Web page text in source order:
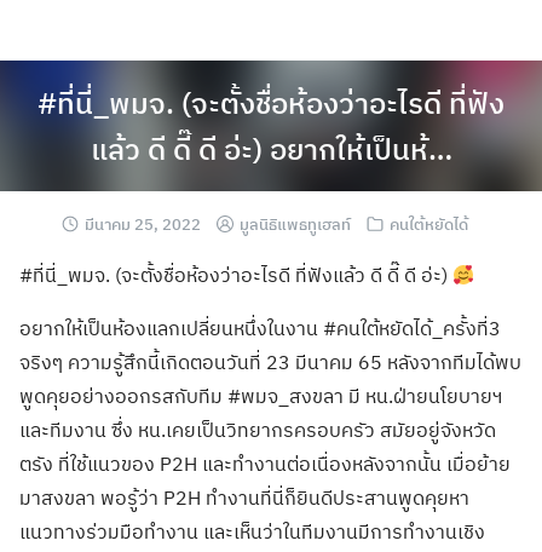
#ที่นี่_พมจ. (จะตั้งชื่อห้องว่าอะไรดี ที่ฟัง
แล้ว ดี ดี๊ ดี อ่ะ) อยากให้เป็นห้…
มีนาคม 25, 2022 มูลนิธิแพธทูเฮลท์ คนใต้หยัดได้
#ที่นี่_พมจ. (จะตั้งชื่อห้องว่าอะไรดี ที่ฟังแล้ว ดี ดี๊ ดี อ่ะ)
อยากให้เป็นห้องแลกเปลี่ยนหนึ่งในงาน #คนใต้หยัดได้_ครั้งที่3
จริงๆ ความรู้สึกนี้เกิดตอนวันที่ 23 มีนาคม 65 หลังจากทีมได้พบ
พูดคุยอย่างออกรสกับทีม #พมจ_สงขลา มี หน.ฝ่ายนโยบายฯ
และทีมงาน ซึ่ง หน.เคยเป็นวิทยากรครอบครัว สมัยอยู่จังหวัด
ตรัง ที่ใช้แนวของ P2H และทำงานต่อเนื่องหลังจากนั้น เมื่อย้าย
มาสงขลา พอรู้ว่า P2H ทำงานที่นี่ก็ยินดีประสานพูดคุยหา
แนวทางร่วมมือทำงาน และเห็นว่าในทีมงานมีการทำงานเชิง